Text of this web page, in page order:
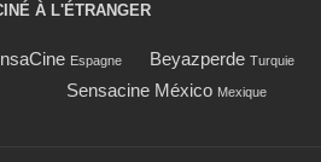
À L'ÉTRANGER
Espagne Beyazperde Turquie
Sensacine México Mexique